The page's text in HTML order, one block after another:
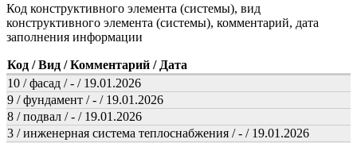
Код конструктивного элемента (системы), вид
конструктивного элемента (системы), комментарий, дата
заполнения информации
Код / Вид / Комментарий / Дата
10 / фасад / - / 19.01.2026
9 / фундамент / - / 19.01.2026
8 / подвал / - / 19.01.2026
3 / инженерная система теплоснабжения / - / 19.01.2026